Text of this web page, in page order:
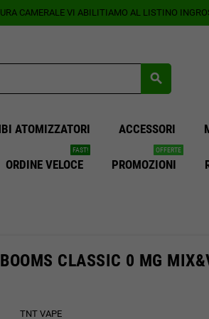
CAMERALE VI ABILITIAMO AL LISTINO
search
ATOMIZZATORI ACCESSORI
ORDINE VELOCE
FAST!
PROMOZIONI
OFFERTE
BOOMS CLASSIC 0 MG
TNT VAPE